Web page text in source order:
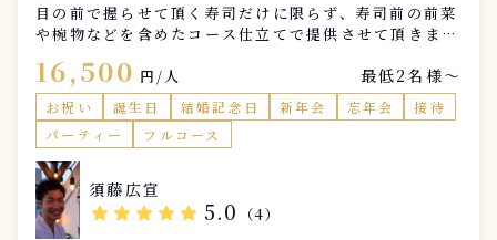
目の前で握らせて頂く寿司だけに限らず、寿司前の前菜
や椀物などを含めたコース仕立てで提供させて頂きま
16,500 円/人 最低2名様〜
お祝い 誕生日 結婚記念日 新年会 忘年会
接待
パーティー
フルコース
須藤広宣
star star star star star 5.0 （4）